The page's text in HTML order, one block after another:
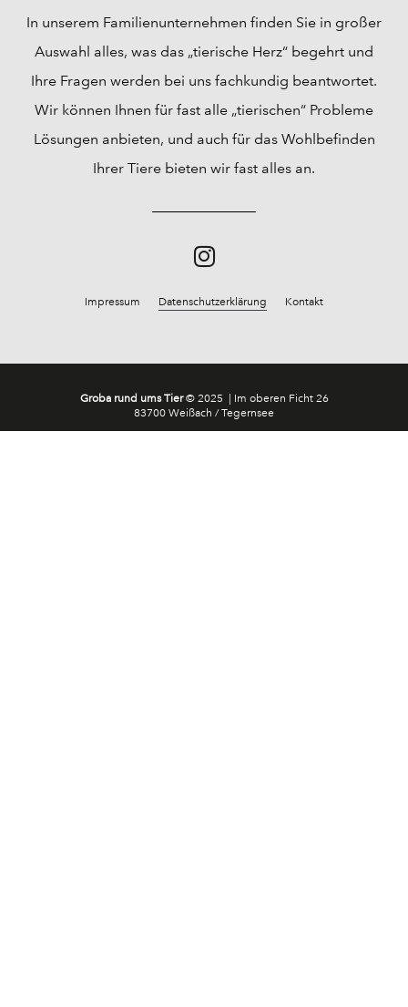
In unserem Familienunternehmen finden Sie in großer
Auswahl alles, was das „tierische Herz“ begehrt und
Ihre Fragen werden bei uns fachkundig beantwortet.
Wir können Ihnen für fast alle „tierischen“ Probleme
Lösungen anbieten, und auch für das Wohlbefinden
Ihrer Tiere bieten wir fast alles an.
Impressum Datenschutzerklärung Kontakt
Groba rund ums Tier© 2025 | Im oberen Ficht 26
83700 Weißach / Tegernsee